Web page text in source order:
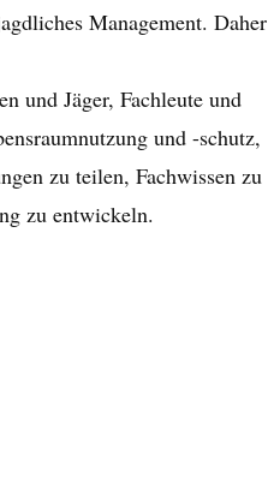
Management. Daher
und Jäger, Fachleute und
und -schutz,
zu teilen, Fachwissen zu
zu entwickeln.